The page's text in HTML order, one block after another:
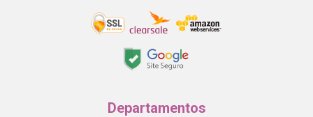
Departamentos